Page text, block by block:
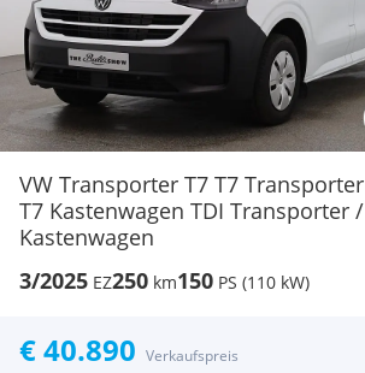
VW Transporter T7 T7 Transporter
T7 Kastenwagen TDI Transporter /
Kastenwagen
3/2025 EZ250 km150 PS (110 kW)
€ 40.890 Verkaufspreis